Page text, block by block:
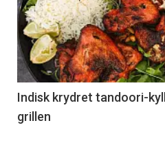
Indisk krydret tandoori-
grillen